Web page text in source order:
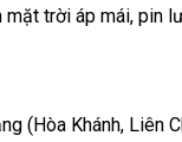
trời áp mái, pin
(Hòa Khánh, Liên